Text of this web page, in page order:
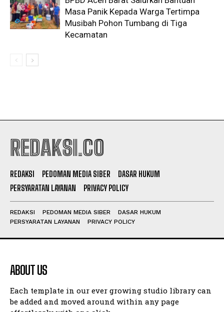
Masa Panik Kepada Warga Tertimpa
Musibah Pohon Tumbang di Tiga
Kecamatan
REDAKSI.CO
REDAKSI PEDOMAN MEDIA SIBER
DASAR HUKUM
PERSYARATAN LAYANAN
PRIVACY POLICY
REDAKSI PEDOMAN MEDIA SIBER
DASAR HUKUM
PERSYARATAN LAYANAN
PRIVACY POLICY
ABOUT US
Each template in our ever growing studio library can
be added and moved around within any page